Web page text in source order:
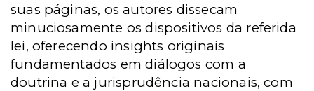
suas páginas, os autores dissecam
minuciosamente os dispositivos da referida
lei, oferecendo insights originais
fundamentados em diálogos com a
doutrina e a jurisprudência nacionais, com